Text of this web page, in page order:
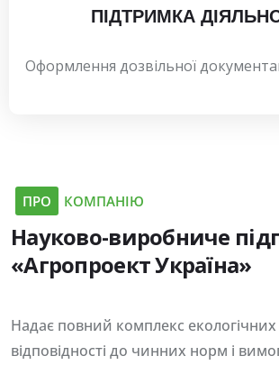
ПІДТРИМКА
Оформлення дозвільної
ПРО КОМПАНІЮ
Науково-виробниче
«АгропроектУкраїна»
Надає повний комплекс екологічних
відповідності до чинних норм і